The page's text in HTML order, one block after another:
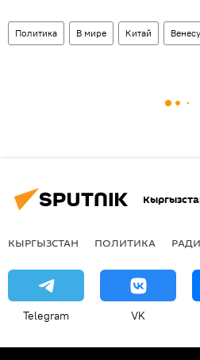
Политика В мире Китай
КЫРГЫЗСТАН ПОЛИТИКА
Telegram VK